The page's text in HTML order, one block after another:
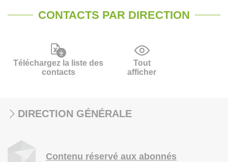
CONTACTS PAR DIRECTION
Téléchargez la liste des
contacts
Tout
afficher
DIRECTION GÉNÉRALE
Contenu réservé aux abonnés